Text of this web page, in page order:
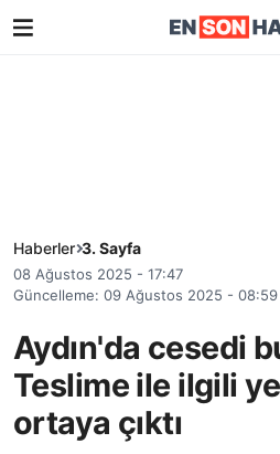
Haberler 3. Sayfa
08 Ağustos 2025 - 17:47
Güncelleme: 09 Ağustos 2025 - 08:59
Aydın'da cesedi
Teslime ile ilgili
ortaya çıktı